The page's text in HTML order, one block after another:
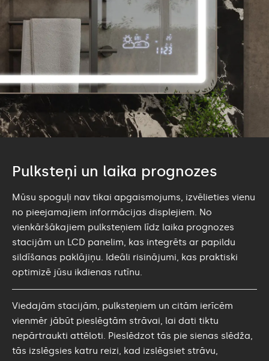
Pulksteņi un laika prognozes
Mūsu spoguļi nav tikai apgaismojums, izvēlieties vienu
no pieejamajiem informācijas displejiem. No
vienkāršākajiem pulksteņiem līdz laika prognozes
stacijām un LCD panelim, kas integrēts ar papildu
sildīšanas paklājiņu. Ideāli risinājumi, kas praktiski
optimizē jūsu ikdienas rutīnu.
Viedajām stacijām, pulksteņiem un citām ierīcēm
vienmēr jābūt pieslēgtām strāvai, lai dati tiktu
nepārtraukti attēloti. Pieslēdzot tās pie sienas slēdža,
tās izslēgsies katru reizi, kad izslēgsiet strāvu,